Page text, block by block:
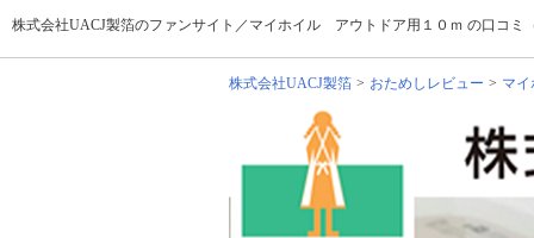
株式会社UACJ製箔のファンサイト／マイホイル アウトドア用１０ｍ の口コミ
株式会社UACJ製箔 おためしレビュー マ